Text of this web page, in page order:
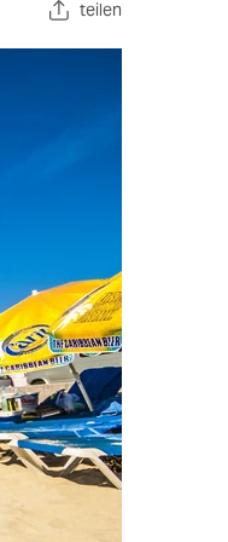
teilen